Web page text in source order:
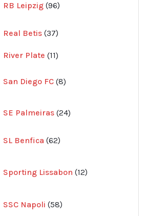
RB Leipzig 96
produkter
Real Betis 37
produkter
River Plate 1111
San Diego FC 8produkter
SE Palmeiras 24
produkter
SL Benfica 62
produkter
Sporting Lissabon 12produkter
SSC Napoli 58
produkter